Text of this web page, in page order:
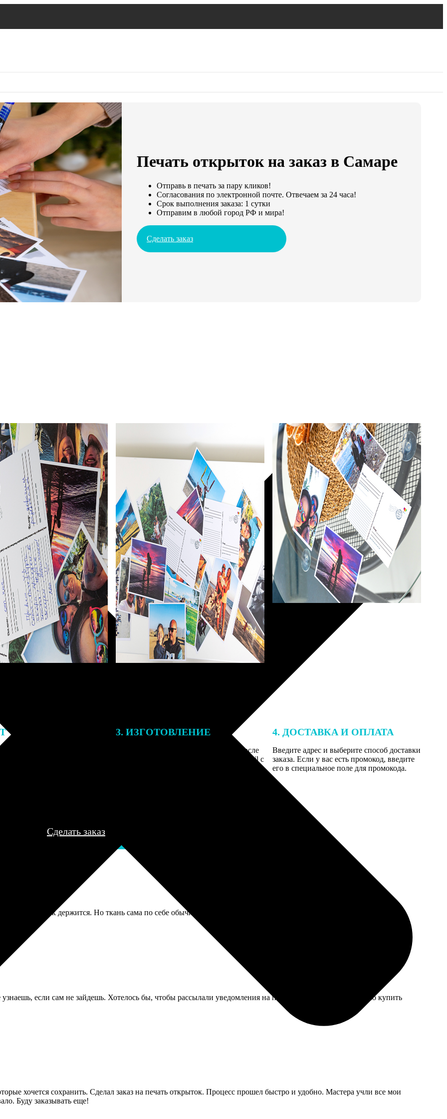
Печать открыток на заказ в Самаре
Отправь в печать за пару кликов!
Согласования по электронной почте. Отвечаем за 24 часа!
Срок выполнения заказа: 1 сутки
Отправим в любой город РФ и мира!
Сделать заказ
заказа к печати
могут связаться с Вами
телефону или email для
деталей.
3. ИЗГОТОВЛЕНИЕ
Оплатите заказ банковской картой. После
оплаты получите подтверждение на email с
4. ДОСТАВКА И ОПЛАТА
Введите адрес и выберите способ доставки
заказа. Если у вас есть промокод, введите
его в специальное поле для промокода.
Сделать заказ
рисунок держится. Но ткань сама по себе обычная, немного жестковата после первой стирки, но это мелочи.
если сам не зайдешь. Хотелось бы, чтобы рассылали уведомления на почту. В прошлый раз повезло купить
хочется сохранить. Сделал заказ на печать открыток. Процесс прошел быстро и удобно. Мастера учли все мои
Буду заказывать еще!